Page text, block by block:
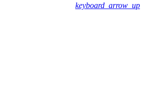
keyboard_arrow_up